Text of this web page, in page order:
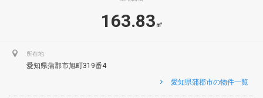
163.83 ㎡
所在地
愛知県蒲郡市旭町319番4
愛知県蒲郡市の物件一覧